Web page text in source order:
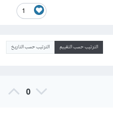
1
الترتيب حسب التقييم الترتيب حسب التاريخ
0